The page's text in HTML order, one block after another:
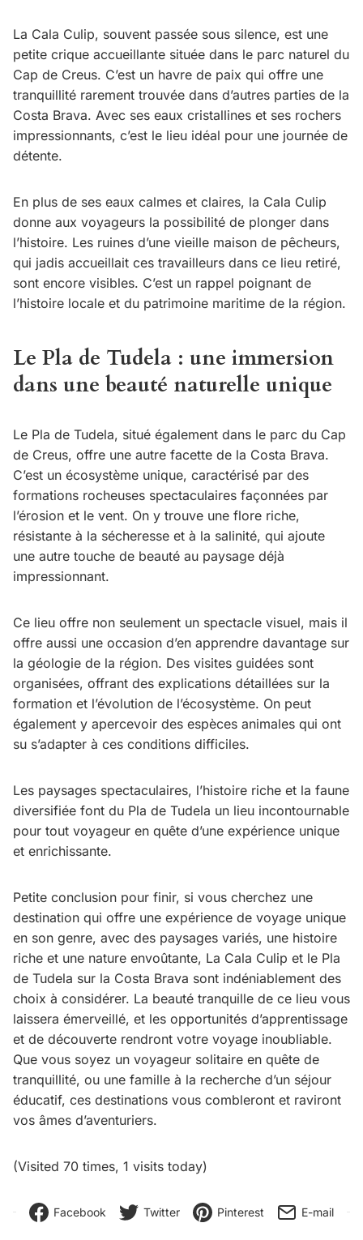
La Cala Culip, souvent passée sous silence, est une
petite crique accueillante située dans le parc naturel du
Cap de Creus. C’est un havre de paix qui offre une
tranquillité rarement trouvée dans d’autres parties de la
Costa Brava. Avec ses eaux cristallines et ses rochers
impressionnants, c’est le lieu idéal pour une journée de
détente.
En plus de ses eaux calmes et claires, la Cala Culip
donne aux voyageurs la possibilité de plonger dans
l’histoire. Les ruines d’une vieille maison de pêcheurs,
qui jadis accueillait ces travailleurs dans ce lieu retiré,
sont encore visibles. C’est un rappel poignant de
l’histoire locale et du patrimoine maritime de la région.
Le Pla de Tudela : une immersion
dans une beauté naturelle unique
Le Pla de Tudela, situé également dans le parc du Cap
de Creus, offre une autre facette de la Costa Brava.
C’est un écosystème unique, caractérisé par des
formations rocheuses spectaculaires façonnées par
l’érosion et le vent. On y trouve une flore riche,
résistante à la sécheresse et à la salinité, qui ajoute
une autre touche de beauté au paysage déjà
impressionnant.
Ce lieu offre non seulement un spectacle visuel, mais il
offre aussi une occasion d’en apprendre davantage sur
la géologie de la région. Des visites guidées sont
organisées, offrant des explications détaillées sur la
formation et l’évolution de l’écosystème. On peut
également y apercevoir des espèces animales qui ont
su s’adapter à ces conditions difficiles.
Les paysages spectaculaires, l’histoire riche et la faune
diversifiée font du Pla de Tudela un lieu incontournable
pour tout voyageur en quête d’une expérience unique
et enrichissante.
Petite conclusion pour finir, si vous cherchez une
destination qui offre une expérience de voyage unique
en son genre, avec des paysages variés, une histoire
riche et une nature envoûtante, La Cala Culip et le Pla
de Tudela sur la Costa Brava sont indéniablement des
choix à considérer. La beauté tranquille de ce lieu vous
laissera émerveillé, et les opportunités d’apprentissage
et de découverte rendront votre voyage inoubliable.
Que vous soyez un voyageur solitaire en quête de
tranquillité, ou une famille à la recherche d’un séjour
éducatif, ces destinations vous combleront et raviront
vos âmes d’aventuriers.
(Visited 70 times, 1 visits today)
Facebook Twitter Pinterest E-mail